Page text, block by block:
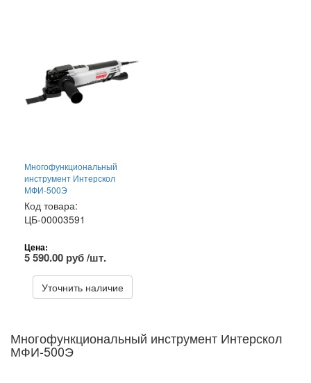
Многофункциональный
инструмент Интерскол
МФИ-500Э
Код товара:
ЦБ-00003591
Цена:
5 590.00 руб /шт.
Уточнить наличие
Многофункциональный инструмент Интерскол
МФИ-500Э